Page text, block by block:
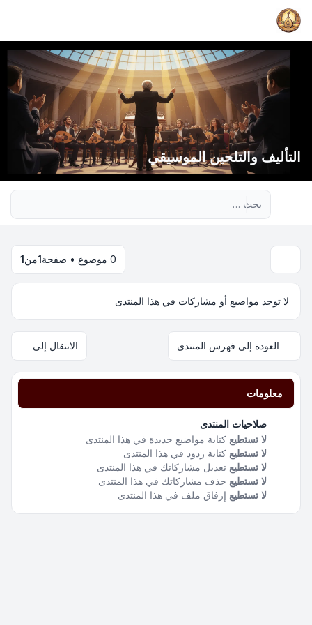
التأليف والتلحين الموسيقي
0 موضوع • صفحة 1من1
لا توجد مواضيع أو مشاركات في هذا المنتدى
العودة إلى فهرس المنتدى الانتقال إلى
معلومات
صلاحيات المنتدى
لا تستطيع كتابة مواضيع جديدة في هذا المنتدى
لا تستطيع كتابة ردود في هذا المنتدى
لا تستطيع تعديل مشاركاتك في هذا المنتدى
لا تستطيع حذف مشاركاتك في هذا المنتدى
لا تستطيع إرفاق ملف في هذا المنتدى